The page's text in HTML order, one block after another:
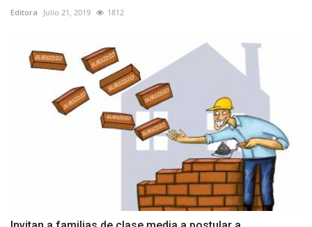
Editora Julio 21, 2019 1812